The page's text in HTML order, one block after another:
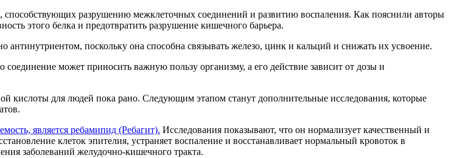
разрушению межклеточных соединений и развитию воспаления. Как пояснили авторы
этого белка и предотвратить разрушение кишечного барьера.
поскольку она способна связывать железо, цинк и кальций и снижать их усвоение.
может приносить важную пользу организму, а его действие зависит от дозы и
кислоты для людей пока рано. Следующим этапом станут дополнительные исследования, которые
является ребамипид (Ребагит). Исследования показывают, что он нормализует качественный и
клеток эпителия, устраняет воспаление и восстанавливает нормальный кровоток в
заболеваний желудочно-кишечного тракта.